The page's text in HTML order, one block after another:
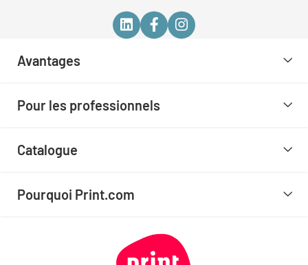
Avantages
Pour les professionnels
Catalogue
Pourquoi Print.com